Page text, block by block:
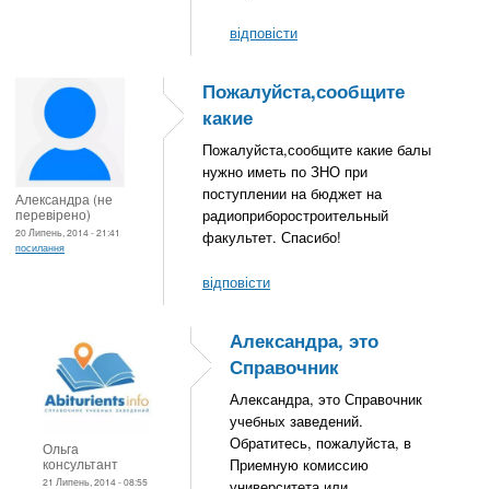
відповісти
Александра (не
перевірено)
20 Липень, 2014 - 21:41
посилання
Пожалуйста,сообщите
какие
Пожалуйста,сообщите какие балы
нужно иметь по ЗНО при
поступлении на бюджет на
радиоприборостроительный
факультет. Спасибо!
відповісти
Ольга
консультант
21 Липень, 2014 - 08:55
Александра, это
Справочник
Александра, это Справочник
учебных заведений.
Обратитесь, пожалуйста, в
Приемную комиссию